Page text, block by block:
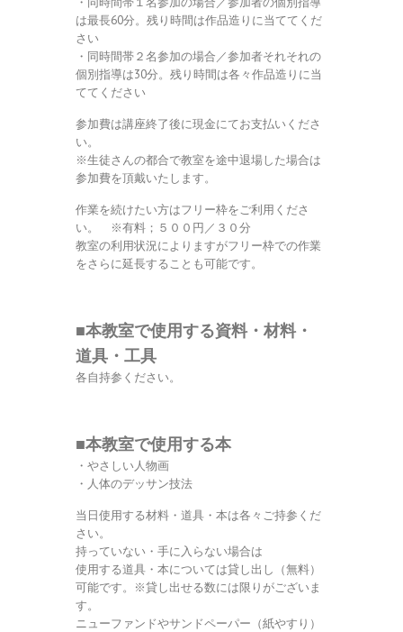
は最長60分。残り時間は作品造りに当ててくだ
さい
・同時間帯２名参加の場合／参加者それそれの
個別指導は30分。残り時間は各々作品造りに当
ててください
参加費は講座終了後に現金にてお支払いくださ
い。
※生徒さんの都合で教室を途中退場した場合は
参加費を頂戴いたします。
作業を続けたい方はフリー枠をご利用くださ
い。 ※有料；５００円／３０分
教室の利用状況によりますがフリー枠での作業
をさらに延長することも可能です。
■本教室で使用する資料・材料・
道具・工具
各自持参ください。
■本教室で使用する本
・やさしい人物画
・人体のデッサン技法
当日使用する材料・道具・本は各々ご持参くだ
さい。
持っていない・手に入らない場合は
使用する道具・本については貸し出し（無料）
可能です。※貸し出せる数には限りがございま
す。
ニューファンドやサンドペーパー（紙やすり）